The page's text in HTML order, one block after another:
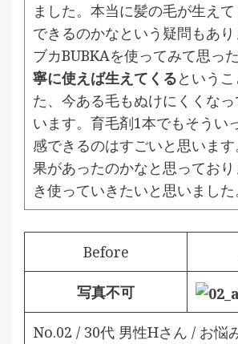
ました。本当に髪の毛が生え
できるのかなという疑問もあ
ブカBUBKAを使ってみて思った
寧に使えば生えてくるという
た、今ある毛もぬけにくくな
います。育毛剤1本でもそうい
感できるのはすごいと思いま
果があったのかなと思ってお
き使っていきたいと思いました
Before
写真不可
No.02 / 30代 男性Hさん / お悩